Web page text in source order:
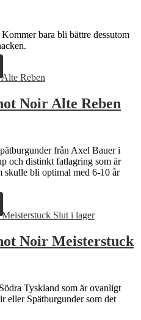
bara bli bättre dessutom
Noir Alte Reben
från Axel Bauer i
och distinkt fatlagring som är
skulle bli optimal med 6-10 år
Slut i lager
Noir Meisterstuck
Tyskland som är ovanligt
eller Spätburgunder som det